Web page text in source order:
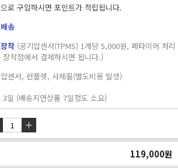
로 구입하시면 포인트가 적립됩니다.
송
착 (공기압센서(TPMS) 1개당 5,000원, 폐타이어 처리
장착점에서 결제하시면 됩니다.)
센서, 런플렛, 사제휠(별도비용 발생)
3일 (배송지연상품 7일정도 소요)
119,000원